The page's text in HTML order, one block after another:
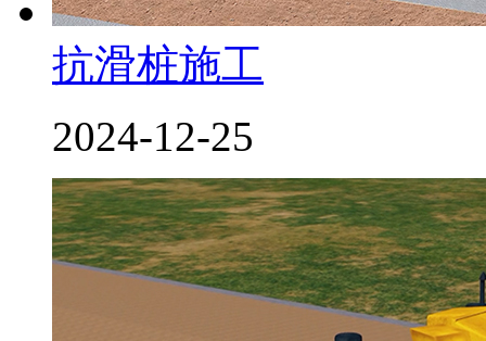
抗滑桩施工
2024-12-25